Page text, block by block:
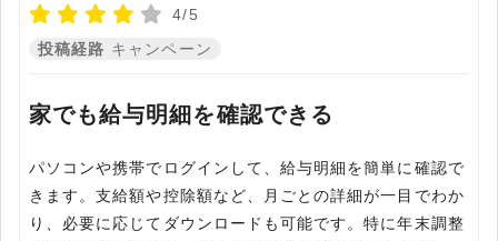
4/5
投稿経路 キャンペーン
家でも給与明細を確認できる
パソコンや携帯でログインして、給与明細を簡単に確認で
きます。支給額や控除額など、月ごとの詳細が一目でわか
り、必要に応じてダウンロードも可能です。特に年末調整